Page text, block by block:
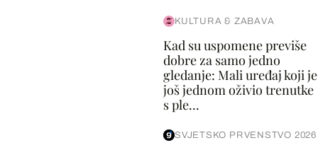
KULTURA & ZABAVA
Kad su uspomene previše
dobre za samo jedno
gledanje: Mali uređaj koji je
još jednom oživio trenutke
s ple...
SVJETSKO PRVENSTVO 2026